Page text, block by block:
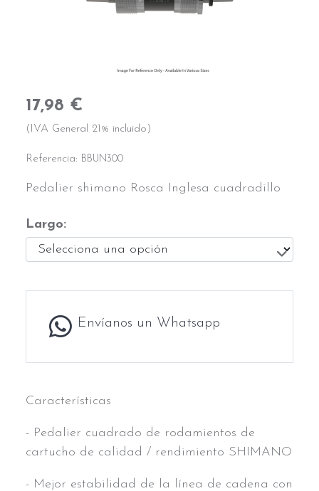
17,98 €
(IVA General 21% incluido)
Referencia: BBUN300
Pedalier shimano Rosca Inglesa cuadradillo
Largo:
Envíanos un Whatsapp
Características
- Pedalier cuadrado de rodamientos de
cartucho de calidad / rendimiento SHIMANO
- Mejor estabilidad de la línea de cadena con